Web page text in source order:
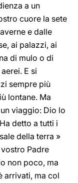
a un
cuore la sete
e dalle
ai palazzi, ai
di mulo o di
E si
sempre più
lontane. Ma
viaggio: Dio lo
detto a tutti i
della terra »
Padre
non poco, ma
arrivati, ma col